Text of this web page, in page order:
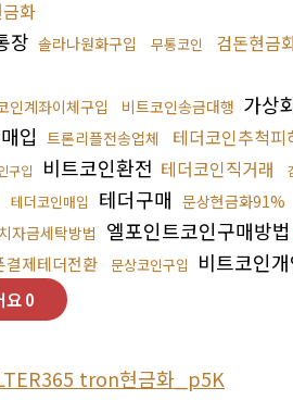
화
장 솔라나원화구입 무통코인 검돈현금
인계좌이체구입 비트코인송금대행 가상
입 트론리플전송업체 테더코인추척피
구입 비트코인환전 테더코인직거래
테더코인매입 테더구매 문상현금화91%
자금세탁방법 엘포인트코인구매방법
결제테더전환 문상코인구입 비트코인
요0
tron현금화_p5K